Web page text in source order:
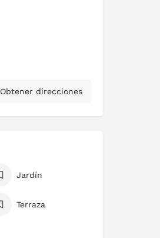
Obtener direcciones
Jardín
Terraza